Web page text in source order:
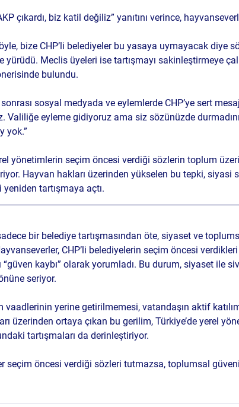
çıkardı, biz katil değiliz” yanıtını verince,
bize CHP’li belediyeler bu yasaya uymayacak diye
yürüdü. Meclis üyeleri ise tartışmayı sakinleştirmeye
bulundu.
sosyal medyada ve eylemlerde CHP’ye sert
Valiliğe eyleme gidiyoruz ama siz sözünüzde
yok.”
yönetimlerin seçim öncesi verdiği sözlerin toplum
Hayvan hakları üzerinden yükselen bu tepki,
tartışmaya açtı.
bir belediye tartışmasından öte, siyaset ve
CHP’li belediyelerin seçim öncesi
kaybı” olarak yorumladı. Bu durum, siyaset ile
seriyor.
yerine getirilmemesi, vatandaşın aktif
üzerinden ortaya çıkan bu gerilim, Türkiye’de yerel
tartışmaları da derinleştiriyor.
seçim öncesi verdiği sözleri tutmazsa, toplumsal